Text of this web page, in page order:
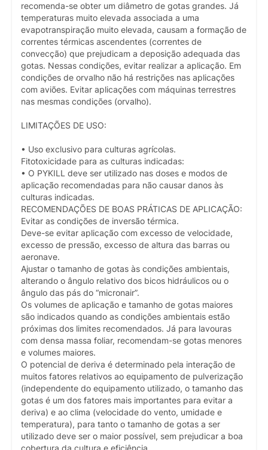
recomenda-se obter um diâmetro de gotas grandes. Já
temperaturas muito elevada associada a uma
evapotranspiração muito elevada, causam a formação de
correntes térmicas ascendentes (correntes de
convecção) que prejudicam a deposição adequada das
gotas. Nessas condições, evitar realizar a aplicação. Em
condições de orvalho não há restrições nas aplicações
com aviões. Evitar aplicações com máquinas terrestres
nas mesmas condições (orvalho).
LIMITAÇÕES DE USO:
• Uso exclusivo para culturas agrícolas.
Fitotoxicidade para as culturas indicadas:
• O PYKILL deve ser utilizado nas doses e modos de
aplicação recomendadas para não causar danos às
culturas indicadas.
RECOMENDAÇÕES DE BOAS PRÁTICAS DE APLICAÇÃO:
Evitar as condições de inversão térmica.
Deve-se evitar aplicação com excesso de velocidade,
excesso de pressão, excesso de altura das barras ou
aeronave.
Ajustar o tamanho de gotas às condições ambientais,
alterando o ângulo relativo dos bicos hidráulicos ou o
ângulo das pás do “micronair”.
Os volumes de aplicação e tamanho de gotas maiores
são indicados quando as condições ambientais estão
próximas dos limites recomendados. Já para lavouras
com densa massa foliar, recomendam-se gotas menores
e volumes maiores.
O potencial de deriva é determinado pela interação de
muitos fatores relativos ao equipamento de pulverização
(independente do equipamento utilizado, o tamanho das
gotas é um dos fatores mais importantes para evitar a
deriva) e ao clima (velocidade do vento, umidade e
temperatura), para tanto o tamanho de gotas a ser
utilizado deve ser o maior possível, sem prejudicar a boa